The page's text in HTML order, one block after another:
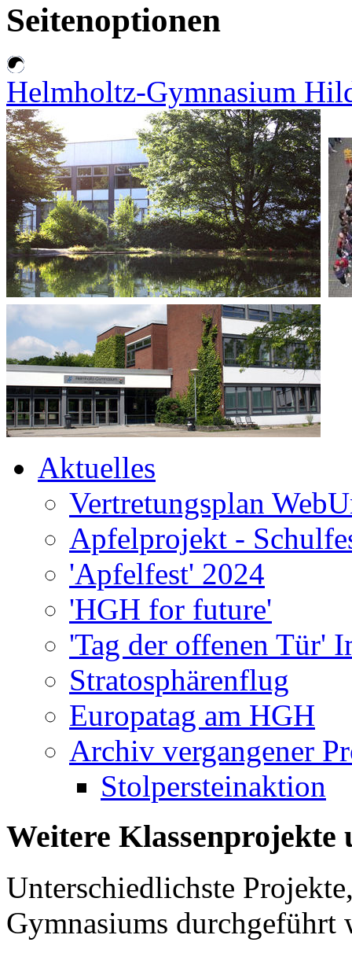
Seitenoptionen
Helmholtz-Gymnasium
Aktuelles
Vertretungsplan
Apfelprojekt -
'Apfelfest' 2024
'HGH for future'
'Tag der offenen Tür'
Stratosphärenflug
Europatag am HGH
Archiv vergangener
Stolpersteinaktion
Weitere Klassenprojekte
Unterschiedlichste
Gymnasiums durchgeführt